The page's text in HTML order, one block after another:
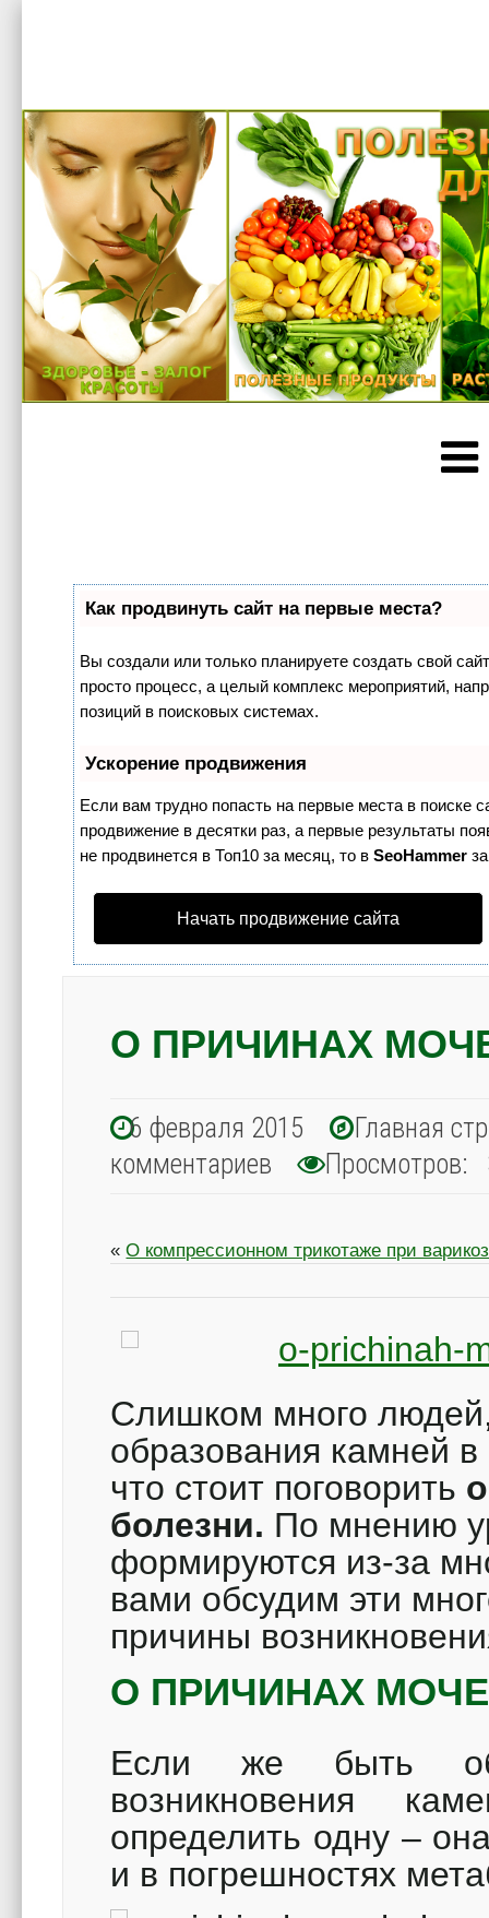
Как продвинуть сайт на первые места?
Вы создали или только планируете создать свой
просто процесс, а целый комплекс мероприятий,
позиций в поисковых системах.
Ускорение продвижения
Если вам трудно попасть на первые места в поиске
продвижение в десятки раз, а первые результаты
не продвинется в Топ10 за месяц, то вSeoHammer
Начать продвижение сайта
О ПРИЧИНАХ
6 февраля 2015
Главная
комментариев
Просмотров:
«О компрессионном трикотаже при
Слишком много
образования камней
что стоит поговорить
болезни. По мнению
формируются из-за
вами обсудим эти
причины
О ПРИЧИНАХ
Если же быть
возникновения
определить одну –
и в погрешностях